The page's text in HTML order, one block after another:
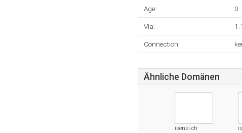
Age: 0
Via:
Connection:
Ähnliche Domänen
isensi.ch